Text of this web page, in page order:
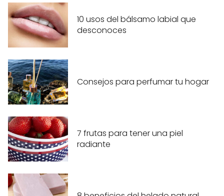
10 usos del bálsamo labial que
desconoces
Consejos para perfumar tu hogar
7 frutas para tener una piel
radiante